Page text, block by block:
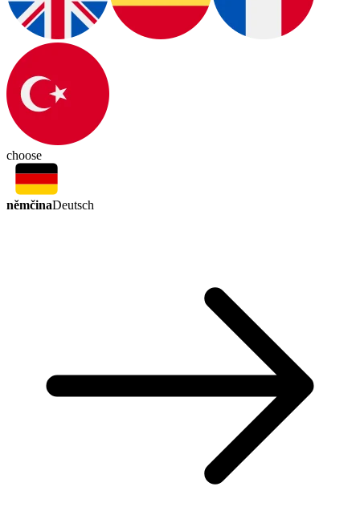
choose
němčinaDeutsch